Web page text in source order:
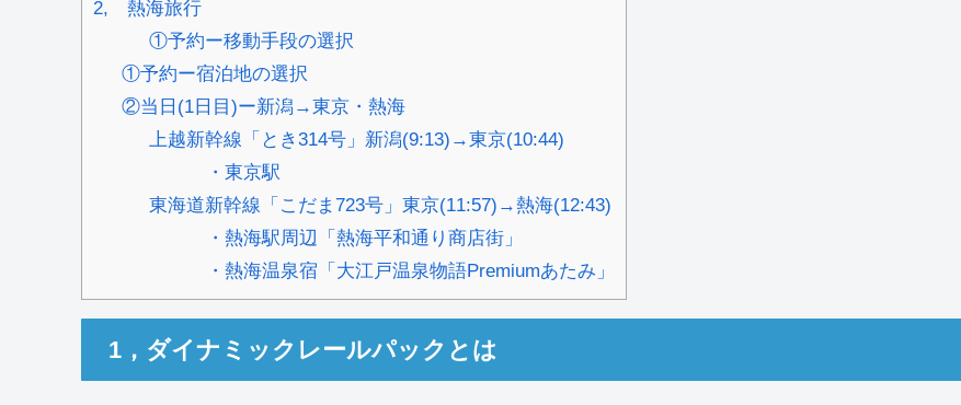
2, 熱海旅行
①予約ー移動手段の選択
①予約ー宿泊地の選択
②当日(1日目)ー新潟→東京・熱海
上越新幹線「とき314号」新潟(9:13)→東京(10:44)
・東京駅
東海道新幹線「こだま723号」東京(11:57)→熱海(12:43)
・熱海駅周辺「熱海平和通り商店街」
・熱海温泉宿「大江戸温泉物語Premiumあたみ」
1，ダイナミックレールパックとは